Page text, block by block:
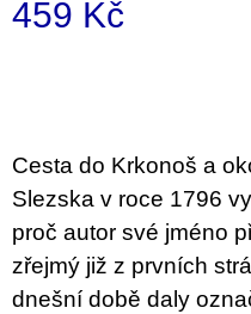
459 Kč
Cesta do Krkonoš a
Slezska v roce 1796
proč autor své jméno
zřejmý již z prvních
dnešní době daly
e
c
o
m
m
e
n